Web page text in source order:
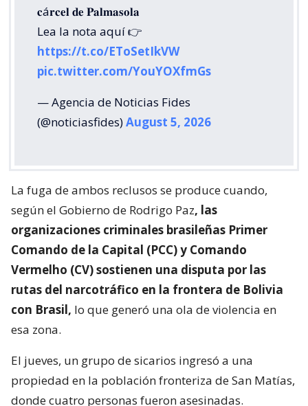
𝐜á𝐫𝐜𝐞𝐥 𝐝𝐞 𝐏𝐚𝐥𝐦𝐚𝐬𝐨𝐥𝐚
Lea la nota aquí 👉
https://t.co/EToSetIkVW
pic.twitter.com/YouYOXfmGs
— Agencia de Noticias Fides
(@noticiasfides)August 5, 2026
La fuga de ambos reclusos se produce cuando,
según el Gobierno de Rodrigo Paz, las
organizaciones criminales brasileñas Primer
Comando de la Capital (PCC) y Comando
Vermelho (CV) sostienen una disputa por las
rutas del narcotráfico en la frontera de Bolivia
con Brasil, lo que generó una ola de violencia en
esa zona.
El jueves, un grupo de sicarios ingresó a una
propiedad en la población fronteriza de San Matías,
donde cuatro personas fueron asesinadas.